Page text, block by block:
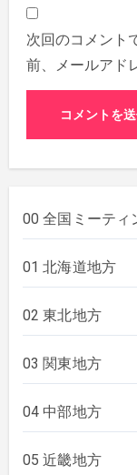
次回のコメント
前、メールアド
00 全国ミーティ
01 北海道地方
02 東北地方
03 関東地方
04 中部地方
05 近畿地方